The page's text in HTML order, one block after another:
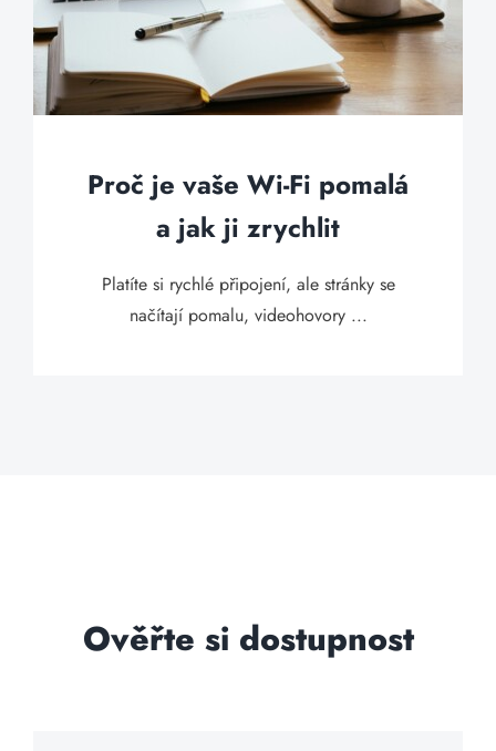
Proč je vaše Wi-Fi pomalá
a jak ji zrychlit
Platíte si rychlé připojení, ale stránky se
načítají pomalu, videohovory ...
Ověřte si dostupnost